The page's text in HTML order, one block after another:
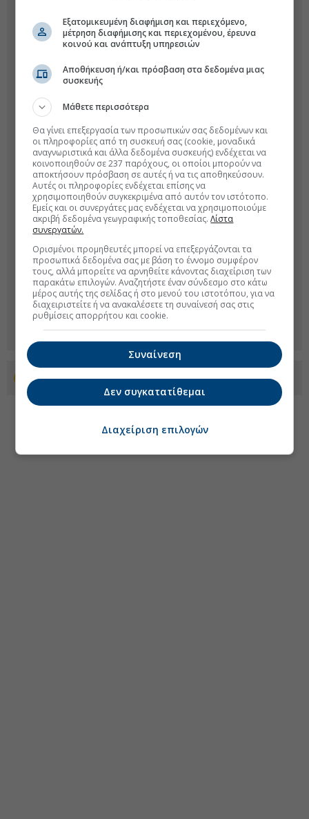
Προσθέστε το euro2day.gr στο Discover
Εξατομικευμένη διαφήμιση και περιεχόμενο,
μέτρηση διαφήμισης και περιεχομένου, έρευνα
κοινού και ανάπτυξη υπηρεσιών
Αποθήκευση ή/και πρόσβαση στα δεδομένα μιας
συσκευής
Μάθετε περισσότερα
Θα γίνει επεξεργασία των προσωπικών σας δεδομένων και
οι πληροφορίες από τη συσκευή σας (cookie, μοναδικά
αναγνωριστικά και άλλα δεδομένα συσκευής) ενδέχεται να
κοινοποιηθούν σε 237 παρόχους, οι οποίοι μπορούν να
αποκτήσουν πρόσβαση σε αυτές ή να τις αποθηκεύσουν.
Αυτές οι πληροφορίες ενδέχεται επίσης να
χρησιμοποιηθούν συγκεκριμένα από αυτόν τον ιστότοπο.
Εμείς και οι συνεργάτες μας ενδέχεται να χρησιμοποιούμε
ακριβή δεδομένα γεωγραφικής τοποθεσίας.Λίστα
συνεργατών.
Ορισμένοι προμηθευτές μπορεί να επεξεργάζονται τα
προσωπικά δεδομένα σας με βάση το έννομο συμφέρον
τους, αλλά μπορείτε να αρνηθείτε κάνοντας διαχείριση των
παρακάτω επιλογών. Αναζητήστε έναν σύνδεσμο στο κάτω
μέρος αυτής της σελίδας ή στο μενού του ιστοτόπου, για να
διαχειριστείτε ή να ανακαλέσετε τη συναίνεσή σας στις
ρυθμίσεις απορρήτου και cookie.
Συναίνεση
Δεν συγκατατίθεμαι
Διαχείριση επιλογών